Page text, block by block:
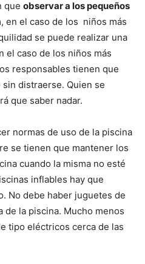
que observar a los pequeños
, en el caso de los niños más
se puede realizar una
el caso de los niños más
responsables tienen que
distraerse. Quien se
que saber nadar.
normas de uso de la piscina
se tienen que mantener los
cuando la misma no esté
inflables hay que
No debe haber juguetes de
la piscina. Mucho menos
tipo eléctricos cerca de las